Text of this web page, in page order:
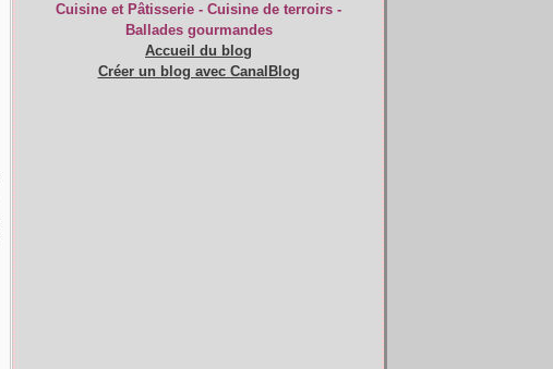
Cuisine et Pâtisserie - Cuisine de terroirs -
Ballades gourmandes
Accueil du blog
Créer un blog avec CanalBlog